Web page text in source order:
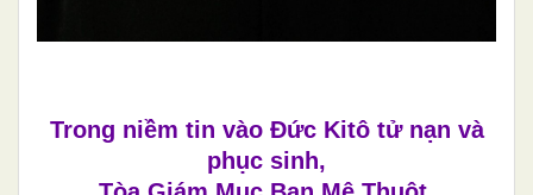
Trong niềm tin vào Đức Kitô tử nạn và
phục sinh,